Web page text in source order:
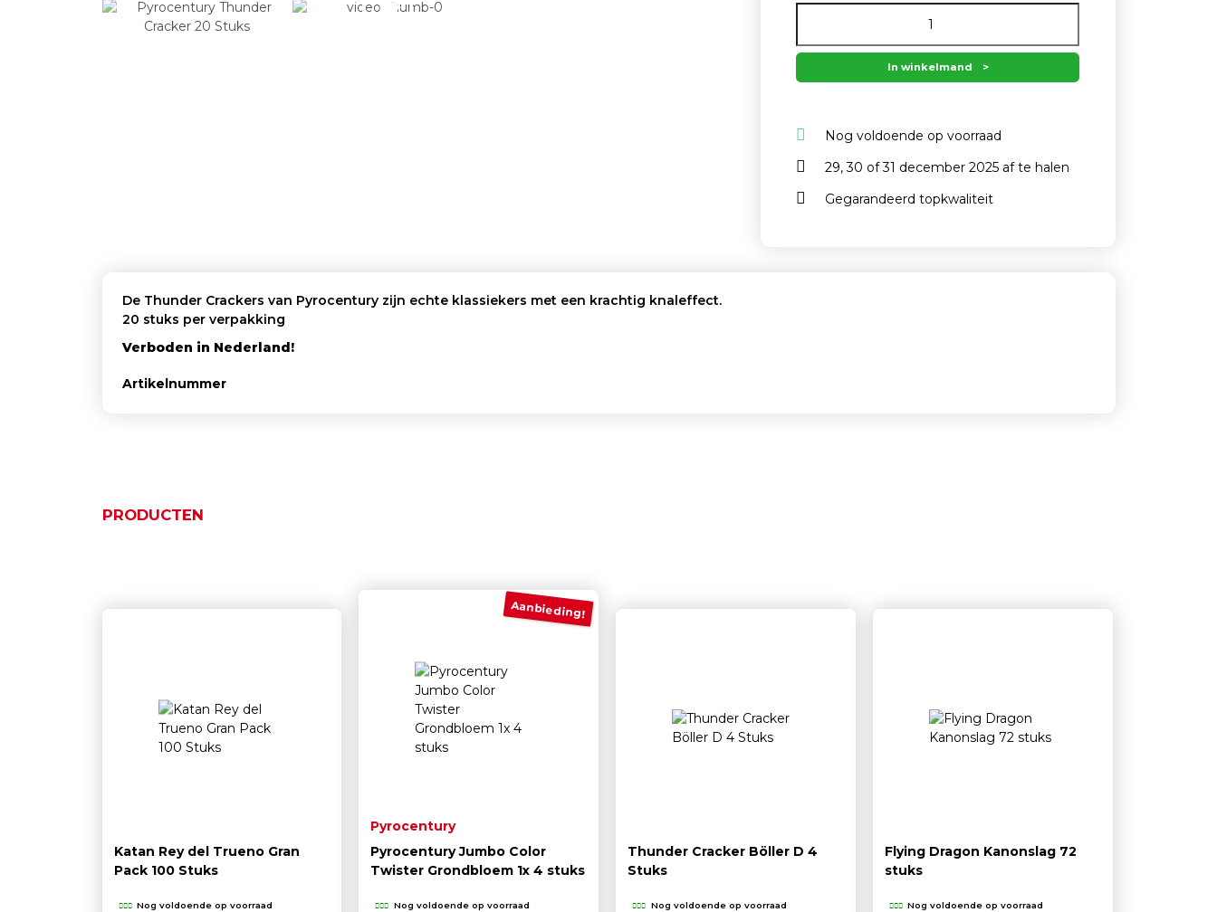
In winkelmand
Nog voldoende op voorraad
29, 30 of 31 december 2025 af te halen
Gegarandeerd topkwaliteit
De Thunder Crackers van Pyrocentury zijn echte klassiekers met een krachtig knaleffect.
20 stuks per verpakking
Verboden in Nederland!
Artikelnummer
PRODUCTEN
Katan Rey del Trueno Gran
Pack 100 Stuks
Nog voldoende op voorraad
Aanbieding!
Pyrocentury
Pyrocentury Jumbo Color
Twister Grondbloem 1x 4 stuks
Nog voldoende op voorraad
Thunder Cracker Böller D 4
Stuks
Nog voldoende op voorraad
Flying Dragon Kanonslag 72
stuks
Nog voldoende op voorraad